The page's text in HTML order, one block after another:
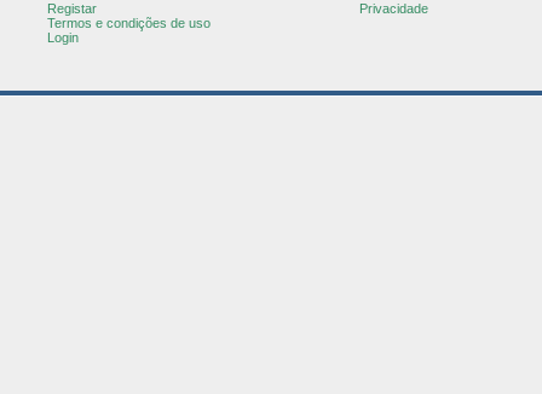
Registar
Termos e condições de uso
Login
Privacidade